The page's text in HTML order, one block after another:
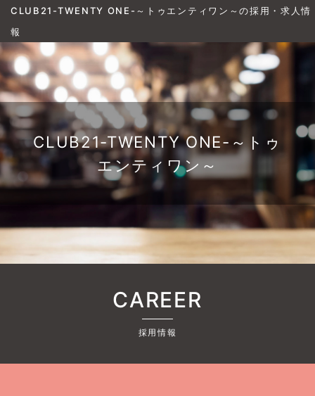
CLUB21-TWENTY ONE-～トゥエンティワン～の採用・求人情
報
CLUB21-TWENTY ONE-～トゥ
エンティワン～
CAREER
採用情報